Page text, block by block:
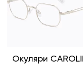
Окуляри